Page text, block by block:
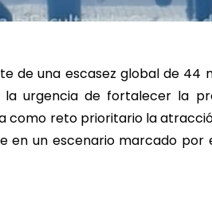
de una escasez global de 44
urgencia de fortalecer la
como reto prioritario la
en un escenario marcado por